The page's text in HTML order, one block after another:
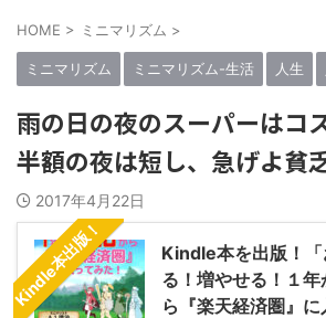
HOME > ミニマリズム >
ミニマリズム ミニマリズム-生活 人生
雨の日の夜のスーパーはコ
半額の夜は短し、急げよ貧
2017年4月22日
Kindle本出版！
Kindle本を出版！「
る！増やせる！１
ら『楽天経済圏』